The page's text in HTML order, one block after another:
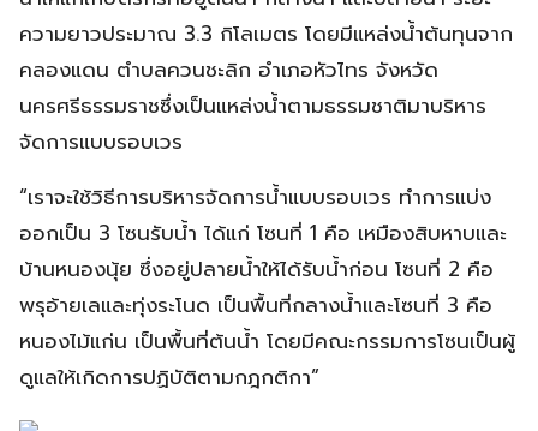
ความยาวประมาณ 3.3 กิโลเมตร โดยมีแหล่งน้ำต้นทุนจาก
คลองแดน ตำบลควนชะลิก อำเภอหัวไทร จังหวัด
นครศรีธรรมราชซึ่งเป็นแหล่งน้ำตามธรรมชาติมาบริหาร
จัดการแบบรอบเวร
“เราจะใช้วิธีการบริหารจัดการน้ำแบบรอบเวร ทำการแบ่ง
ออกเป็น 3 โซนรับน้ำ ได้แก่ โซนที่ 1 คือ เหมืองสิบหาบและ
บ้านหนองนุ้ย ซึ่งอยู่ปลายน้ำให้ได้รับน้ำก่อน โซนที่ 2 คือ
พรุอ้ายเลและทุ่งระโนด เป็นพื้นที่กลางน้ำและโซนที่ 3 คือ
หนองไม้แก่น เป็นพื้นที่ต้นน้ำ โดยมีคณะกรรมการโซนเป็นผู้
ดูแลให้เกิดการปฏิบัติตามกฎกติกา”